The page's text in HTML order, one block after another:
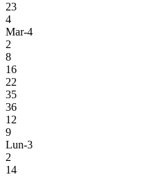
23
4
Mar-4
2
8
16
22
35
36
12
9
Lun-3
2
14